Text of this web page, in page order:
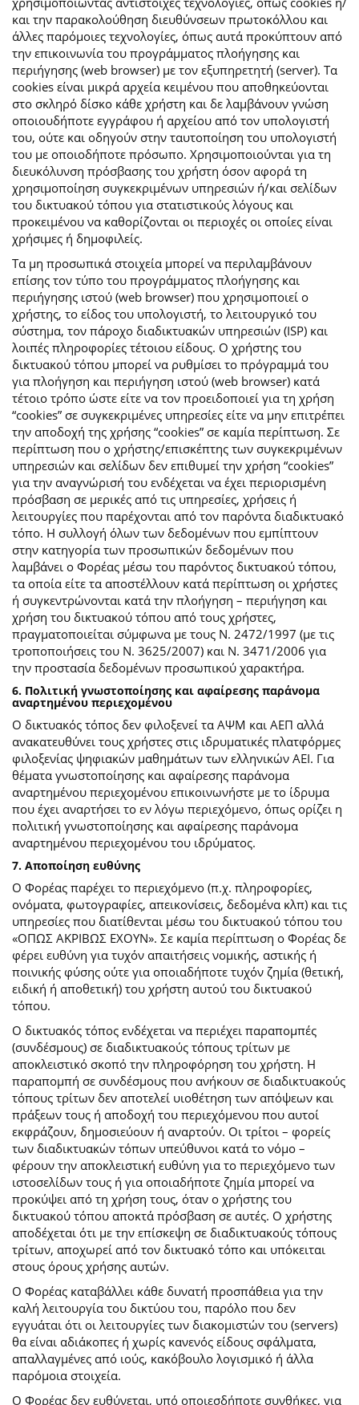
και την παρακολούθηση διευθύνσεων πρωτοκόλλου και
άλλες παρόμοιες τεχνολογίες, όπως αυτά προκύπτουν από
την επικοινωνία του προγράμματος πλοήγησης και
περιήγησης (web browser) με τον εξυπηρετητή (server). Τα
cookies είναι μικρά αρχεία κειμένου που αποθηκεύονται
στο σκληρό δίσκο κάθε χρήστη και δε λαμβάνουν γνώση
οποιουδήποτε εγγράφου ή αρχείου από τον υπολογιστή
του, ούτε και οδηγούν στην ταυτοποίηση του υπολογιστή
του με οποιοδήποτε πρόσωπο. Χρησιμοποιούνται για τη
διευκόλυνση πρόσβασης του χρήστη όσον αφορά τη
χρησιμοποίηση συγκεκριμένων υπηρεσιών ή/και σελίδων
του δικτυακού τόπου για στατιστικούς λόγους και
προκειμένου να καθορίζονται οι περιοχές οι οποίες είναι
χρήσιμες ή δημοφιλείς.
Τα μη προσωπικά στοιχεία μπορεί να περιλαμβάνουν
επίσης τον τύπο του προγράμματος πλοήγησης και
περιήγησης ιστού (web browser) που χρησιμοποιεί ο
χρήστης, το είδος του υπολογιστή, το λειτουργικό του
σύστημα, τον πάροχο διαδικτυακών υπηρεσιών (ISP) και
λοιπές πληροφορίες τέτοιου είδους. Ο χρήστης του
δικτυακού τόπου μπορεί να ρυθμίσει το πρόγραμμά του
για πλοήγηση και περιήγηση ιστού (web browser) κατά
τέτοιο τρόπο ώστε είτε να τον προειδοποιεί για τη χρήση
“cookies” σε συγκεκριμένες υπηρεσίες είτε να μην επιτρέπει
την αποδοχή της χρήσης “cookies” σε καμία περίπτωση. Σε
περίπτωση που ο χρήστης/επισκέπτης των συγκεκριμένων
υπηρεσιών και σελίδων δεν επιθυμεί την χρήση “cookies”
για την αναγνώρισή του ενδέχεται να έχει περιορισμένη
πρόσβαση σε μερικές από τις υπηρεσίες, χρήσεις ή
λειτουργίες που παρέχονται από τον παρόντα διαδικτυακό
τόπο. Η συλλογή όλων των δεδομένων που εμπίπτουν
στην κατηγορία των προσωπικών δεδομένων που
λαμβάνει ο Φορέας μέσω του παρόντος δικτυακού τόπου,
τα οποία είτε τα αποστέλλουν κατά περίπτωση οι χρήστες
ή συγκεντρώνονται κατά την πλοήγηση – περιήγηση και
χρήση του δικτυακού τόπου από τους χρήστες,
πραγματοποιείται σύμφωνα με τους Ν. 2472/1997 (με τις
τροποποιήσεις του Ν. 3625/2007) και Ν. 3471/2006 για
την προστασία δεδομένων προσωπικού χαρακτήρα.
6. Πολιτική γνωστοποίησης και αφαίρεσης παράνομα
αναρτημένου περιεχομένου
Ο δικτυακός τόπος δεν φιλοξενεί τα ΑΨΜ και ΑΕΠ αλλά
ανακατευθύνει τους χρήστες στις ιδρυματικές πλατφόρμες
φιλοξενίας ψηφιακών μαθημάτων των ελληνικών ΑΕΙ. Για
θέματα γνωστοποίησης και αφαίρεσης παράνομα
αναρτημένου περιεχομένου επικοινωνήστε με το ίδρυμα
που έχει αναρτήσει το εν λόγω περιεχόμενο, όπως ορίζει η
πολιτική γνωστοποίησης και αφαίρεσης παράνομα
αναρτημένου περιεχομένου του ιδρύματος.
7. Αποποίηση ευθύνης
Ο Φορέας παρέχει το περιεχόμενο (π.χ. πληροφορίες,
ονόματα, φωτογραφίες, απεικονίσεις, δεδομένα κλπ) και τις
υπηρεσίες που διατίθενται μέσω του δικτυακού τόπου του
«ΟΠΩΣ ΑΚΡΙΒΩΣ ΕΧΟΥΝ». Σε καμία περίπτωση ο Φορέας δε
φέρει ευθύνη για τυχόν απαιτήσεις νομικής, αστικής ή
ποινικής φύσης ούτε για οποιαδήποτε τυχόν ζημία (θετική,
ειδική ή αποθετική) του χρήστη αυτού του δικτυακού
τόπου.
O δικτυακός τόπος ενδέχεται να περιέχει παραπομπές
(συνδέσμους) σε διαδικτυακούς τόπους τρίτων με
αποκλειστικό σκοπό την πληροφόρηση του χρήστη. Η
παραπομπή σε συνδέσμους που ανήκουν σε διαδικτυακούς
τόπους τρίτων δεν αποτελεί υιοθέτηση των απόψεων και
πράξεων τους ή αποδοχή του περιεχόμενου που αυτοί
εκφράζουν, δημοσιεύουν ή αναρτούν. Οι τρίτοι – φορείς
των διαδικτυακών τόπων υπεύθυνοι κατά το νόμο –
φέρουν την αποκλειστική ευθύνη για το περιεχόμενο των
ιστοσελίδων τους ή για οποιαδήποτε ζημία μπορεί να
προκύψει από τη χρήση τους, όταν ο χρήστης του
δικτυακού τόπου αποκτά πρόσβαση σε αυτές. Ο χρήστης
αποδέχεται ότι με την επίσκεψη σε διαδικτυακούς τόπους
τρίτων, αποχωρεί από τον δικτυακό τόπο και υπόκειται
στους όρους χρήσης αυτών.
Ο Φορέας καταβάλλει κάθε δυνατή προσπάθεια για την
καλή λειτουργία του δικτύου του, παρόλο που δεν
εγγυάται ότι οι λειτουργίες των διακομιστών του (servers)
θα είναι αδιάκοπες ή χωρίς κανενός είδους σφάλματα,
απαλλαγμένες από ιούς, κακόβουλο λογισμικό ή άλλα
παρόμοια στοιχεία.
Ο Φορέας δεν ευθύνεται, υπό οποιεσδήποτε συνθήκες, για